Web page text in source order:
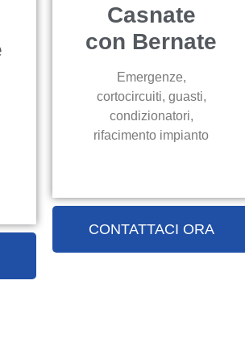
Casnate
con Bernate
Emergenze,
cortocircuiti, guasti,
condizionatori,
rifacimento impianto
CONTATTACI ORA